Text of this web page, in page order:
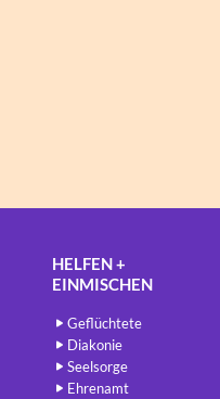
HELFEN +
EINMISCHEN
Geflüchtete
Diakonie
Seelsorge
Ehrenamt